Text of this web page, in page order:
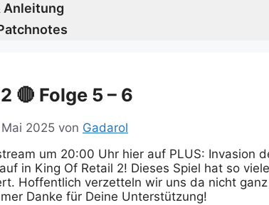
Anleitung
🔴 Folge 5 – 6
2025 von Gadarol
um 20:00 Uhr hier auf PLUS: Invasion
in King Of Retail 2! Dieses Spiel hat so
Hoffentlich verzetteln wir uns da nicht
Danke für Deine Unterstützung!